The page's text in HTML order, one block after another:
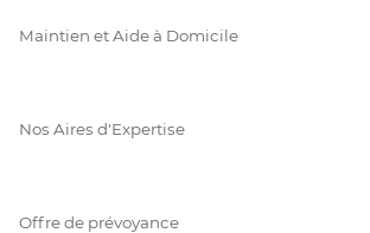
Maintien et Aide à Domicile
Nos Aires d'Expertise
Offre de prévoyance